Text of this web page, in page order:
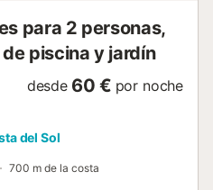
para 2 personas,
piscina y jardín
desde 60 € por noche
del Sol
700 m de la costa